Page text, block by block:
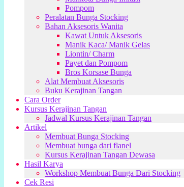
Pompom
Peralatan Bunga Stocking
Bahan Aksesoris Wanita
Kawat Untuk Aksesoris
Manik Kaca/ Manik Gelas
Liontin/ Charm
Payet dan Pompom
Bros Korsase Bunga
Alat Membuat Aksesoris
Buku Kerajinan Tangan
Cara Order
Kursus Kerajinan Tangan
Jadwal Kursus Kerajinan Tangan
Artikel
Membuat Bunga Stocking
Membuat bunga dari flanel
Kursus Kerajinan Tangan Dewasa
Hasil Karya
Workshop Membuat Bunga Dari Stocking
Cek Resi